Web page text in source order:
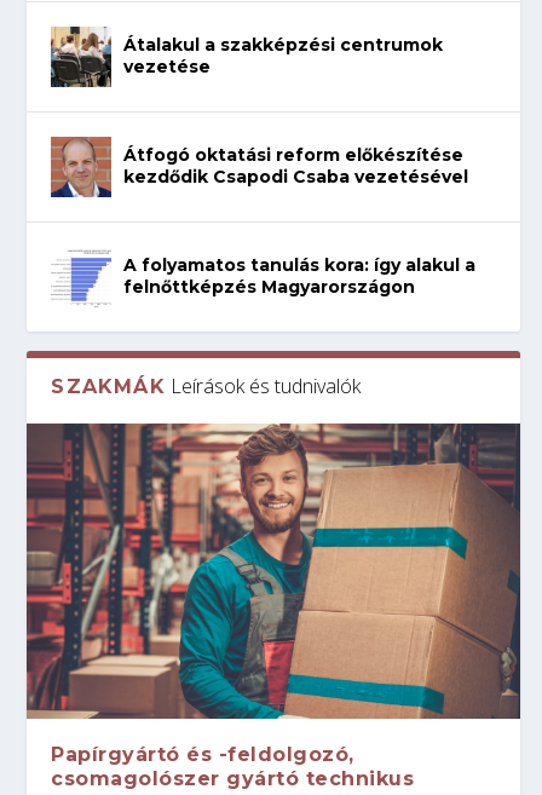
Átalakul a szakképzési centrumok
vezetése
Átfogó oktatási reform előkészítése
kezdődik Csapodi Csaba vezetésével
A folyamatos tanulás kora: így alakul a
felnőttképzés Magyarországon
SZAKMÁK Leírások és tudnivalók
Papírgyártó és -feldolgozó,
csomagolószer gyártó technikus